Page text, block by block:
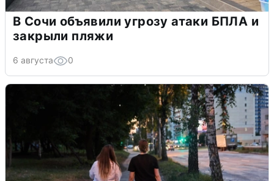
В Сочи объявили угрозу атаки БПЛА и
закрыли пляжи
6 августа 0